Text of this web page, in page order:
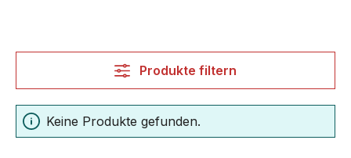
Produkte filtern
Keine Produkte gefunden.